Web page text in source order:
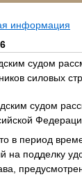
информация
судом
силовых
судом
в период
подделку